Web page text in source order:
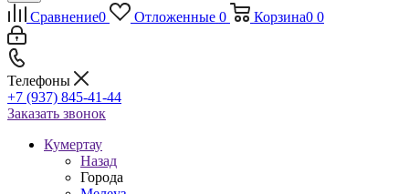
Сравнение0 Отложенные 0 Корзина0 0
Телефоны
+7 (937) 845-41-44
Заказать звонок
Кумертау
Назад
Города